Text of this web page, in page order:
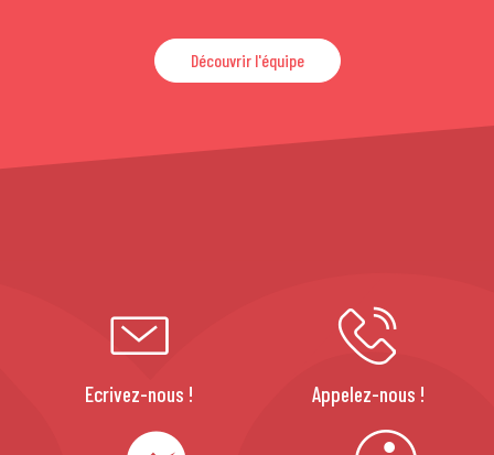
Découvrir l'équipe
Ecrivez-nous ! Appelez-nous !